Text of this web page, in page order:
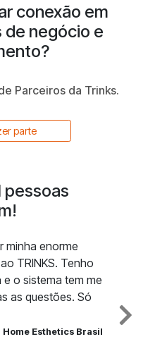
conexão em
negócio e
Parceiros da Trinks.
parte
pessoas
minha enorme
TRINKS. Tenho
o sistema tem me
as questões. Só
Home Esthetics Brasil